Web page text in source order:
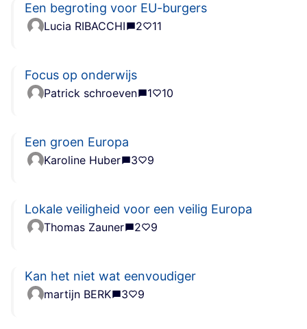
Een begroting voor EU-burgers
Lucia RIBACCHI 2 11
Focus op onderwijs
Patrick schroeven 1 10
Een groen Europa
Karoline Huber 3 9
Lokale veiligheid voor een veilig Europa
Thomas Zauner 2 9
Kan het niet wat eenvoudiger
martijn BERK 3 9